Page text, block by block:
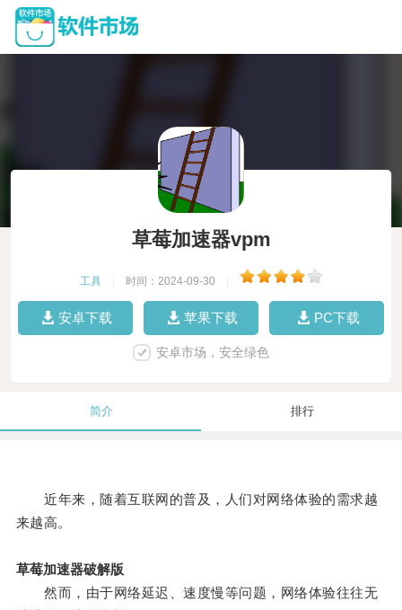
草莓加速器vpm
工具 时间：2024-09-30
安卓下载 苹果下载 PC下载
安卓市场，安全绿色
简介 排行
近年来，随着互联网的普及，人们对网络体验的需求越
来越高。
草莓加速器破解版
然而，由于网络延迟、速度慢等问题，网络体验往往无